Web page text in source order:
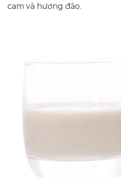
cam và hương đào.